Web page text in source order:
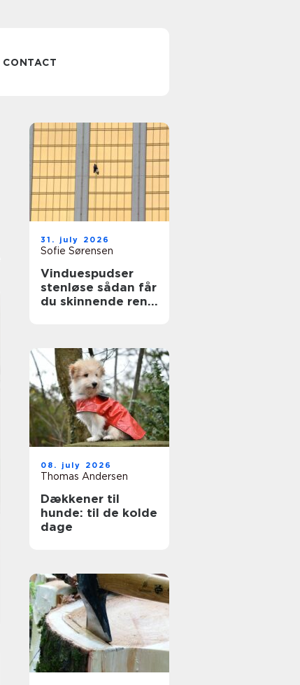
CONTACT
31. july 2026
Sofie Sørensen
Vinduespudser
stenløse sådan får
du skinnende rene
08. july 2026
Thomas Andersen
Dækkener til
hunde: til de kolde
dage